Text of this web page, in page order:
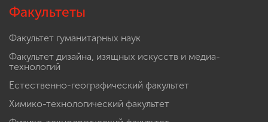
Факультеты
Факультет гуманитарных наук
Факультет дизайна, изящных искусств и медиа-
технологий
Естественно-географический факультет
Химико-технологический факультет